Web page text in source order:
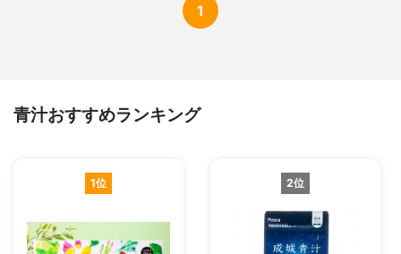
1
青汁おすすめランキング
1位 2位